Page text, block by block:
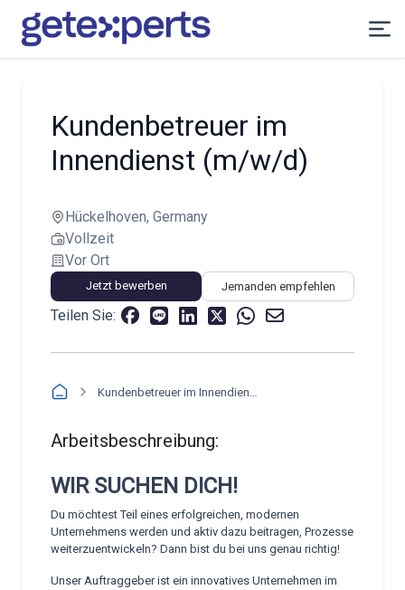
Kundenbetreuer im
Innendienst (m/w/d)
Hückelhoven, Germany
Vollzeit
Vor Ort
Jetzt bewerben Jemanden empfehlen
Teilen Sie:
Arbeitsbeschreibung:
WIR SUCHEN DICH!
Du möchtest Teil eines erfolgreichen, modernen
Unternehmens werden und aktiv dazu beitragen, Prozesse
weiterzuentwickeln? Dann bist du bei uns genau richtig!
Unser Auftraggeber ist ein innovatives Unternehmen im